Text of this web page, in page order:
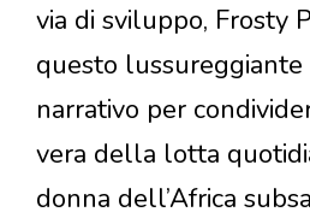
via di sviluppo, Frosty
questo
narrativo per
vera della lotta
donna dell’Africa